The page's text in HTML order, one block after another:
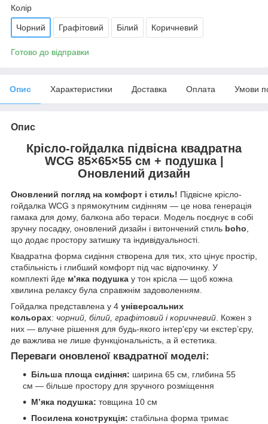
Колір
Чорний Графітовий Білий Коричневий
Готово до відправки
Опис Характеристики Доставка Оплата Умови
Опис
Крісло-гойдалка підвісна квадратна
WCG 85×65×55 см + подушка |
Оновлений дизайн
Оновлений погляд на комфорт і стиль! Підвісне крісло-
гойдалка WCG з прямокутним сидінням — це нова генерація
гамака для дому, балкона або тераси. Модель поєднує в собі
зручну посадку, оновлений дизайн і витончений стиль boho,
що додає простору затишку та індивідуальності.
Квадратна форма сидіння створена для тих, хто цінує простір,
стабільність і глибший комфорт під час відпочинку. У
комплекті йде м’яка подушка у тон крісла — щоб кожна
хвилина релаксу була справжнім задоволенням.
Гойдалка представлена у 4 універсальних
кольорах: чорний, білий, графітовий і коричневий. Кожен з
них — влучне рішення для будь-якого інтер'єру чи екстер’єру,
де важлива не лише функціональність, а й естетика.
Переваги оновленої квадратної моделі:
Більша площа сидіння: ширина 65 см, глибина 55
см — більше простору для зручного розміщення
М’яка подушка: товщина 10 см
Посилена конструкція: стабільна форма тримає